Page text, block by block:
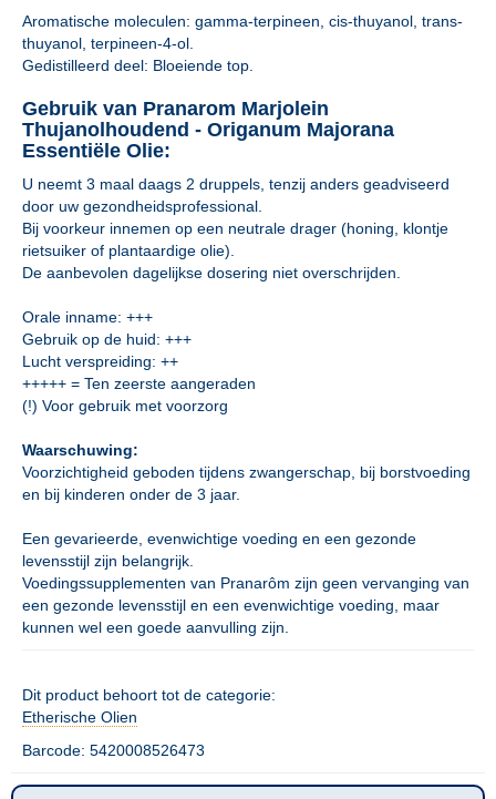
Aromatische moleculen: gamma-terpineen, cis-thuyanol, trans-
thuyanol, terpineen-4-ol.
Gedistilleerd deel: Bloeiende top.
Gebruik van Pranarom Marjolein
Thujanolhoudend - Origanum Majorana
Essentiële Olie:
U neemt 3 maal daags 2 druppels, tenzij anders geadviseerd
door uw gezondheidsprofessional.
Bij voorkeur innemen op een neutrale drager (honing, klontje
rietsuiker of plantaardige olie).
De aanbevolen dagelijkse dosering niet overschrijden.
Orale inname: +++
Gebruik op de huid: +++
Lucht verspreiding: ++
+++++ = Ten zeerste aangeraden
(!) Voor gebruik met voorzorg
Waarschuwing:
Voorzichtigheid geboden tijdens zwangerschap, bij borstvoeding
en bij kinderen onder de 3 jaar.
Een gevarieerde, evenwichtige voeding en een gezonde
levensstijl zijn belangrijk.
Voedingssupplementen van Pranarôm zijn geen vervanging van
een gezonde levensstijl en een evenwichtige voeding, maar
kunnen wel een goede aanvulling zijn.
Dit product behoort tot de categorie:
Etherische Olien
Barcode: 5420008526473